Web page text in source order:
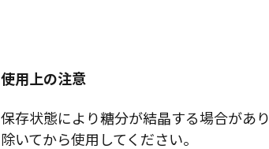
使用上の注意
保存状態により糖分が結晶する場合があ
除いてから使用してください。